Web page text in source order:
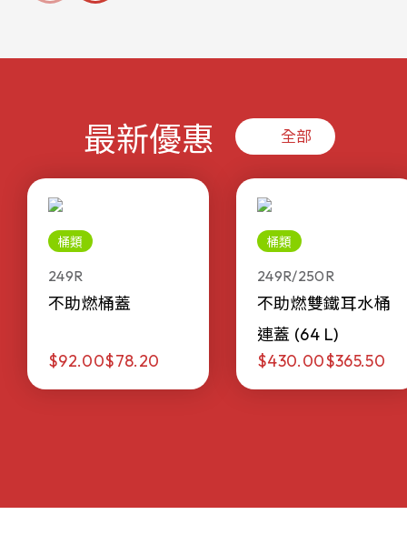
最新優惠 全部
桶類
249R
不助燃桶蓋
$92.00$78.20
桶類
249R/250R
不助燃雙鐵耳水桶
連蓋 (64 L)
$430.00$365.50